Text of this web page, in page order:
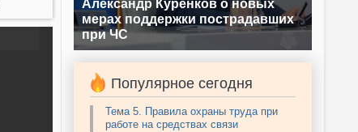
Александр Куренков о новых
мерах поддержки пострадавших
при ЧС
Популярное сегодня
Тема 5. Правила охраны труда при
работе на средствах связи